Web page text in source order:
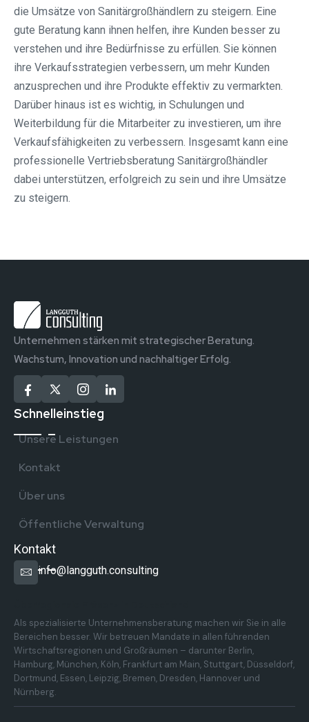
die Umsätze von Sanitärgroßhändlern zu steigern. Eine
gute Beratung kann ihnen helfen, ihre Kunden besser zu
verstehen und ihre Bedürfnisse zu erfüllen. Sie können
ihre Verkaufsstrategien verbessern, um mehr Kunden
anzusprechen und ihre Produkte effektiv zu vermarkten.
Darüber hinaus ist es wichtig, in Schulungen und
Weiterbildung für die Mitarbeiter zu investieren, um ihre
Verkaufsfähigkeiten zu verbessern. Insgesamt kann eine
professionelle Vertriebsberatung Sanitärgroßhändler
dabei unterstützen, erfolgreich zu sein und ihre Umsätze
zu steigern.
Unternehmen stärken mit strategischer Beratung.
Wachstum, Innovation und nachhaltiger Erfolg.
Schnelleinstieg
Unsere Leistungen
Kontakt
Über uns
Öffentliche Verwaltung
Kontakt
info@langguth.consulting
Als spezialisierte Unternehmensberatung machen wir Sie in alle
Bereichen besser. Wir betreuen Mandate in allen führenden
Wirtschaftsregionen und Großräumen – darunter Berlin,
Hamburg, München, Köln, Frankfurt am Main, Stuttgart, Düsseldorf,
Dortmund, Essen, Leipzig, Bremen, Dresden, Hannover und
Nürnberg.